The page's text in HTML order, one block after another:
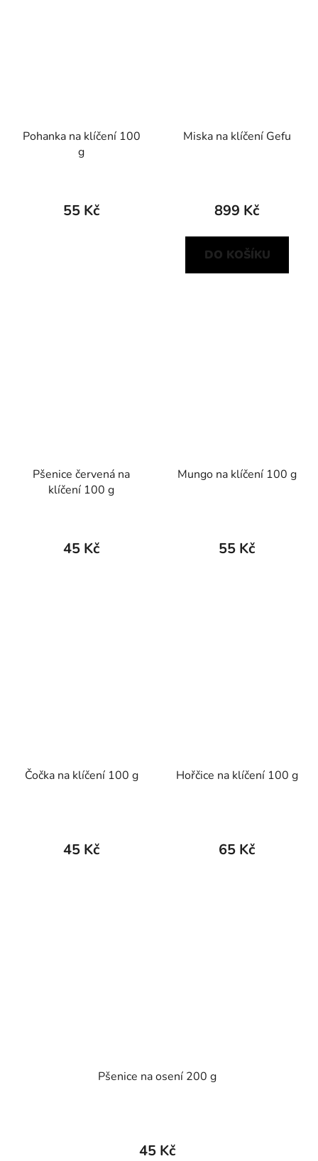
Pohanka na klíčení 100
g
55 Kč
Miska na klíčení Gefu
899 Kč
DO KOŠÍKU
Pšenice červená na
klíčení 100 g
45 Kč
Mungo na klíčení 100 g
55 Kč
Čočka na klíčení 100 g
45 Kč
Hořčice na klíčení 100 g
65 Kč
Pšenice na osení 200 g
45 Kč